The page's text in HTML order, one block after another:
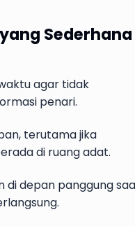
Sederhana
agar tidak
penari.
terutama jika
di ruang adat.
di depan panggung